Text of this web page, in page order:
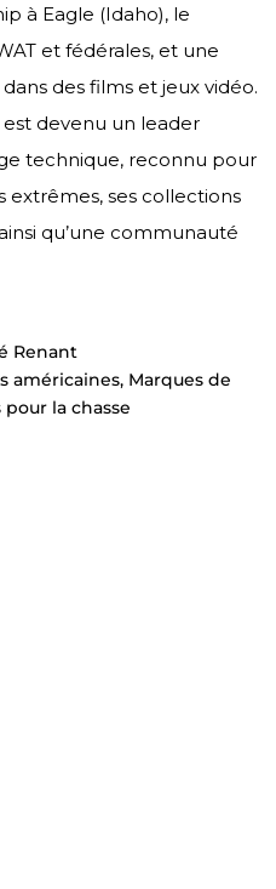
à Eagle (Idaho), le
et fédérales, et une
des films et jeux vidéo.
devenu un leader
technique, reconnu pour
extrêmes, ses collections
qu’une communauté
Renant
américaines, Marques de
la chasse